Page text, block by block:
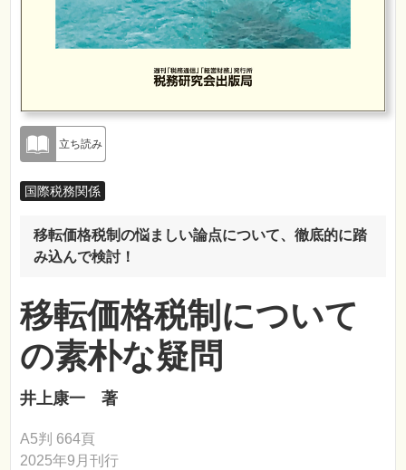
立ち読み
国際税務関係
移転価格税制の悩ましい論点について、徹底的に踏
み込んで検討！
移転価格税制について
の素朴な疑問
井上康一 著
A5判 664頁
2025年9月刊行